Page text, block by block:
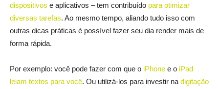
dispositivos e aplicativos – tem contribuído para otimizar
diversas tarefas. Ao mesmo tempo, aliando tudo isso com
outras dicas práticas é possível fazer seu dia render mais de
forma rápida.
Por exemplo: você pode fazer com que o iPhone e o iPad
leiam textos para você. Ou utilizá-los para investir na digitação